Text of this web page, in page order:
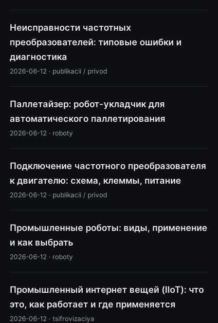
Неисправности частотных
преобразователей: типовые ошибки и
диагностика
2026-06-12 · publikacii / privod
Паллетайзер: робот-укладчик для
автоматического паллетирования
2026-06-12 · roboty
Подключение частотного преобразователя
к двигателю: схема, клеммы, питание
2026-06-12 · publikacii / privod
Промышленные роботы: виды, применение
и как выбрать
2026-06-12 · roboty
Промышленный интернет вещей (IIoT): что
это, как работает и где применяется
2026-06-12 · tsifrovizaciya